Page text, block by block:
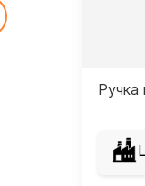
Ручка